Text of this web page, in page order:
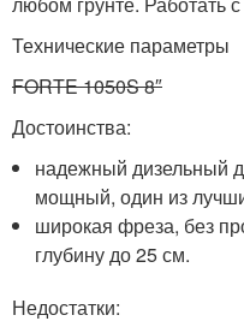
Технические параметры
FORTE 1050S 8″
Достоинства:
надежный дизельный
мощный, один из
широкая фреза, без
глубину до 25 см.
Недостатки: